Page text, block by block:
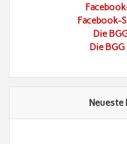
Facebook-
Die
Die
Neueste